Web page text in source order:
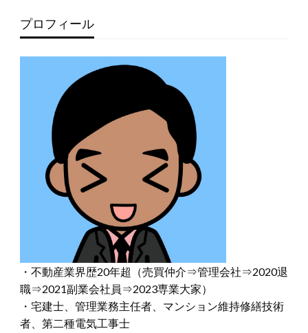
プロフィール
・不動産業界歴20年超（売買仲介⇒管理会社⇒2020退
職⇒2021副業会社員⇒2023専業大家）
・宅建士、管理業務主任者、マンション維持修繕技術
者、第二種電気工事士